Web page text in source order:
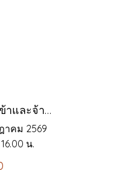
หลักสูตร การนำเข้าและจ้างแรงงานต่างด้าวที่ผ่านการพิสูจน์สัญชาติ และ MOU.
าคม 2569
น.